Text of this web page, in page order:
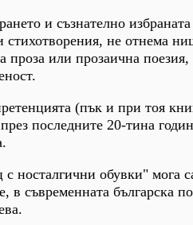
и съзнателно
стихотворения, не отнема
проза или прозаична
(пък и при тоя
последните 20-тина
носталгични обувки" мога
в съвременната българска